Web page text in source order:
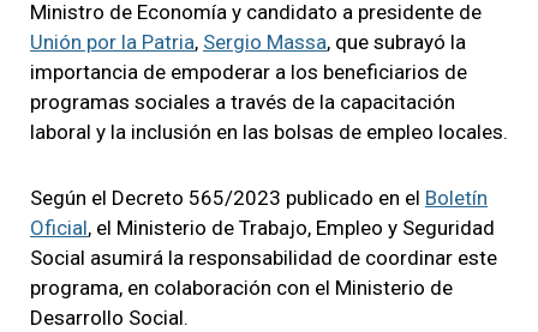
Ministro de Economía y candidato a presidente de
Unión por la Patria, Sergio Massa, que subrayó la
importancia de empoderar a los beneficiarios de
programas sociales a través de la capacitación
laboral y la inclusión en las bolsas de empleo locales.
Según el Decreto 565/2023 publicado en el Boletín
Oficial, el Ministerio de Trabajo, Empleo y Seguridad
Social asumirá la responsabilidad de coordinar este
programa, en colaboración con el Ministerio de
Desarrollo Social.